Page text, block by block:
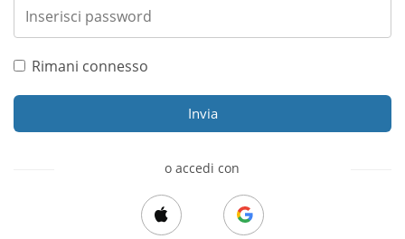
Rimani connesso
Invia
o accedi con